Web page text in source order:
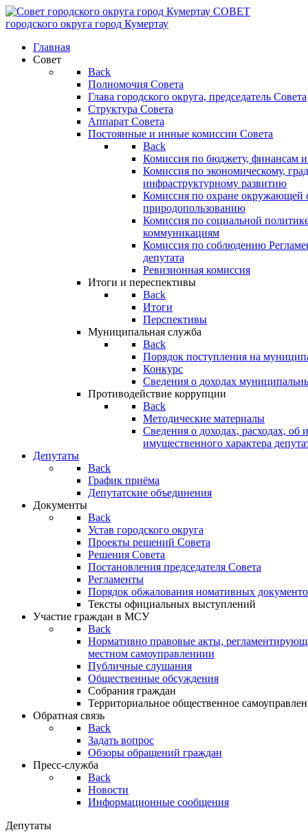
СОВЕТ
городского округа город Кумертау
Главная
Совет
Back
Полномочия Совета
Глава городского округа, председатель Совета
Структура Совета
Аппарат Совета
Постоянные и инные комиссии Совета
Back
Комиссия по бюджету, финансам и
Комиссия по экономическому,
инфраструктурному развитию
Комиссия по охране окружающей
природопользованию
Комиссия по социальной
коммуникациям
Комиссия по соблюдению
депутата
Ревизионная комиссия
Итоги и переспективы
Back
Итоги
Перспективы
Муниципальная служба
Back
Порядок поступления на
Конкурс
Сведения о доходах
Противодействие коррупции
Back
Методические материалы
Сведения о доходах, расходах, об
имущественного характера
Депутаты
Back
График приёма
Депутатские объединения
Документы
Back
Устав городского округа
Проекты решений Совета
Решения Совета
Постановления председателя Совета
Регламенты
Порядок обжалования номативных
Тексты официальных выступлений
Участие граждан в МСУ
Back
Нормативно правовые акты,
местном самоуправлениии
Публичные слушания
Общественные обсуждения
Собрания граждан
Территориальное общественное
Обратная связь
Back
Задать вопрос
Обзоры обращений граждан
Пресс-служба
Back
Новости
Информационные сообщения
Депутаты